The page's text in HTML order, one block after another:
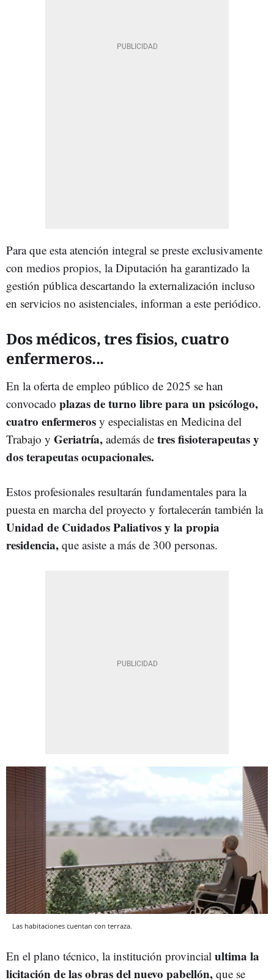
Para que esta atención integral se preste exclusivamente
con medios propios, la Diputación ha garantizado la
gestión pública descartando la externalización incluso
en servicios no asistenciales, informan a este periódico.
Dos médicos, tres fisios, cuatro
enfermeros...
En la oferta de empleo público de 2025 se han
convocado plazas de turno libre para un psicólogo,
cuatro enfermeros y especialistas en Medicina del
Trabajo y Geriatría, además de tres fisioterapeutas y
dos terapeutas ocupacionales.
Estos profesionales resultarán fundamentales para la
puesta en marcha del proyecto y fortalecerán también la
Unidad de Cuidados Paliativos y la propia
residencia, que asiste a más de 300 personas.
Las habitaciones cuentan con terraza.
En el plano técnico, la institución provincial ultima la
licitación de las obras del nuevo pabellón, que se